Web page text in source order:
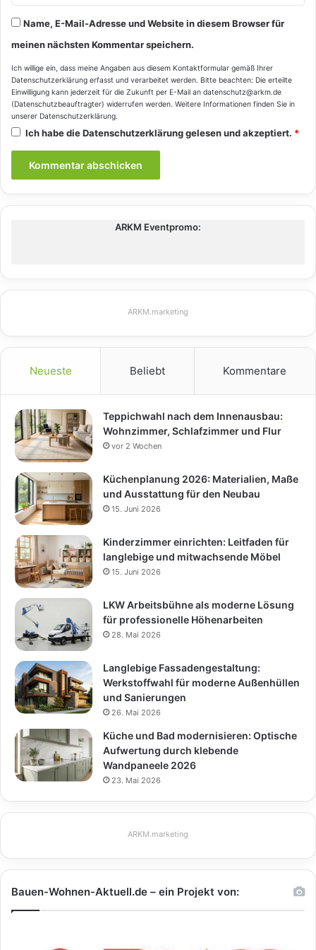
Name, E-Mail-Adresse und Website in diesem Browser für
meinen nächsten Kommentar speichern.
Ich willige ein, dass meine Angaben aus diesem Kontaktformular gemäß Ihrer
Datenschutzerklärung erfasst und verarbeitet werden. Bitte beachten: Die erteilte
Einwilligung kann jederzeit für die Zukunft per E-Mail an datenschutz@arkm.de
(Datenschutzbeauftragter) widerrufen werden. Weitere Informationen finden Sie in
unserer Datenschutzerklärung.
Ich habe dieDatenschutzerklärunggelesen und akzeptiert. *
ARKM Eventpromo:
ARKM.marketing
Neueste Beliebt Kommentare
Teppichwahl nach dem Innenausbau:
Wohnzimmer, Schlafzimmer und Flur
vor 2 Wochen
Küchenplanung 2026: Materialien, Maße
und Ausstattung für den Neubau
15. Juni 2026
Kinderzimmer einrichten: Leitfaden für
langlebige und mitwachsende Möbel
15. Juni 2026
LKW Arbeitsbühne als moderne Lösung
für professionelle Höhenarbeiten
28. Mai 2026
Langlebige Fassadengestaltung:
Werkstoffwahl für moderne Außenhüllen
und Sanierungen
26. Mai 2026
Küche und Bad modernisieren: Optische
Aufwertung durch klebende
Wandpaneele 2026
23. Mai 2026
ARKM.marketing
Bauen-Wohnen-Aktuell.de – ein Projekt von: